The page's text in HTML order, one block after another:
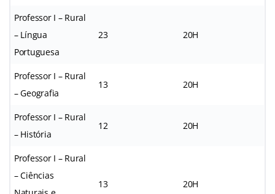
Professor I – Rural
– Língua
Portuguesa
23 20H
Professor I – Rural
– Geografia
13 20H
Professor I – Rural
– História
12 20H
Professor I – Rural
– Ciências
13 20H